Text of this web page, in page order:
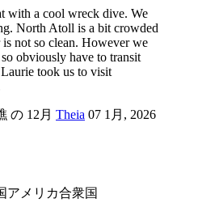
with a cool wreck dive. We
North Atoll is a bit crowded
not so clean. However we
obviously have to transit
took us to visit
の 12月 Theia 07 1月, 2026
アメリカ合衆国